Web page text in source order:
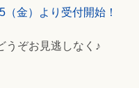
金）より受付開始！
うぞお見逃しなく♪